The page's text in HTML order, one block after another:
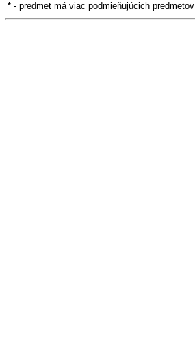
* - predmet má viac podmieňujúcich predmetov